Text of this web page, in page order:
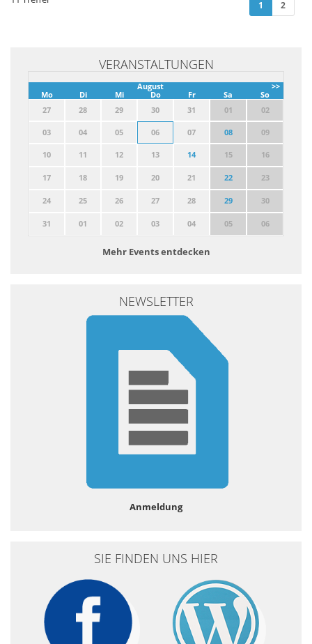
1 (current)
2
VERANSTALTUNGEN
>>
August
Mo
Di Mi Do Fr Sa
So
27
28 29 30 31 01 02
03 04 05 06 07 08 09
10 11 12 13 14 15 16
17 18 19 20 21 22 23
24 25 26 27 28 29 30
31 01 02 03 04 05 06
Mehr Events entdecken
NEWSLETTER
Anmeldung
SIE FINDEN UNS HIER